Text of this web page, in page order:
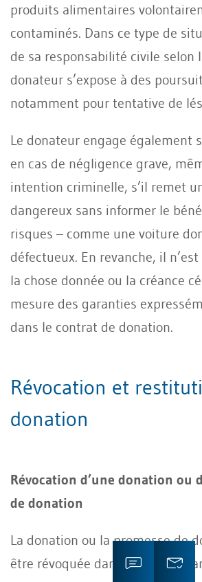
produits alimentaires
contaminés. Dans ce type de
de sa responsabilité civile selon
donateur s’expose à des
notamment pour tentative de
Le donateur engage également
en cas de négligence grave,
intention criminelle, s’il remet
dangereux sans informer le
risques – comme une voiture
défectueux. En revanche, il
la chose donnée ou la créance
mesure des garanties
dans le contrat de donation.
Révocation et
donation
Révocation d’une donation ou
de donation
La donation ou la promesse de
être révoquée dans les cas